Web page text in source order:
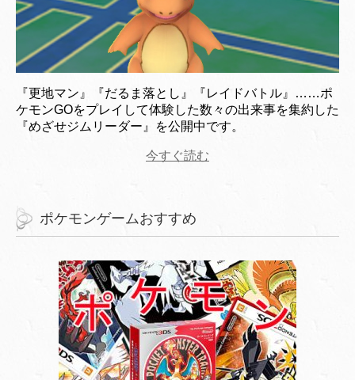
『更地マン』『だるま落とし』『レイドバトル』……ポ
ケモンGOをプレイして体験した数々の出来事を集約した
『めざせジムリーダー』を公開中です。
今すぐ読む
ポケモンゲームおすすめ